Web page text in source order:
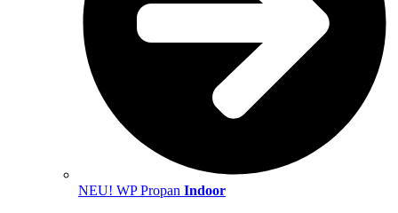
NEU! WP Propan Indoor